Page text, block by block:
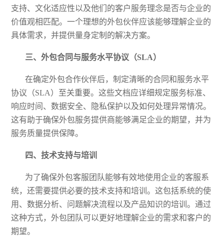
支持、文化适应性以及他们的客户服务理念是否与企业的
价值观相匹配。一个理想的外包伙伴应该能够理解企业的
具体需求，并提供量身定制的解决方案。
三、外包合同与服务水平协议（SLA）
在确定外包合作伙伴后，制定清晰的合同和服务水平
协议（SLA）至关重要。这些文档应详细规定服务标准、
响应时间、数据安全、隐私保护以及如何处理异常情况。
这有助于确保外包服务提供商能够满足企业的期望，并为
服务质量提供保障。
四、技术支持与培训
为了确保外包客服团队能够有效地使用企业的客服系
统，还需要提供必要的技术支持和培训。这包括系统的使
用、数据分析、问题解决流程以及产品知识的培训。通过
这种方式，外包团队可以更好地理解企业的需求和客户的
期望。